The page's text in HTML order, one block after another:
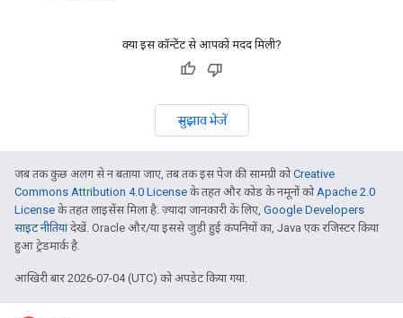
क्या इस कॉन्टेंट से आपको मदद मिली?
सुझाव भेजें
जब तक कुछ अलग से न बताया जाए, तब तक इस पेज की सामग्री कोCreative
Commons Attribution 4.0 License के तहत और कोड के नमूनों को Apache 2.0
License के तहत लाइसेंस मिला है. ज़्यादा जानकारी के लिए, Google Developers
साइट नीतियांदेखें. Oracle और/या इससे जुड़ी हुई कंपनियों का, Java एक रजिस्टर किया
हुआ ट्रेडमार्क है.
आखिरी बार 2026-07-04 (UTC) को अपडेट किया गया.